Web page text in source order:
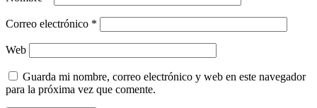
Correo electrónico *
Web
Guarda mi nombre, correo electrónico y web en este navegador
para la próxima vez que comente.